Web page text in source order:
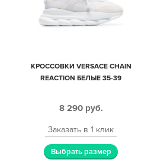
КРОССОВКИ VERSACE CHAIN
REACTION БЕЛЫЕ 35-39
8 290 руб.
Заказать в 1 клик
Выбрать размер